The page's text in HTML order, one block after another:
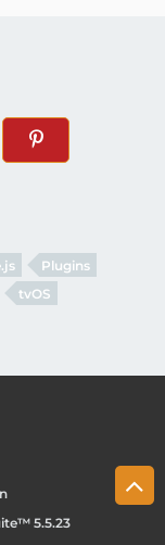
Plugins
tvOS
5.5.23